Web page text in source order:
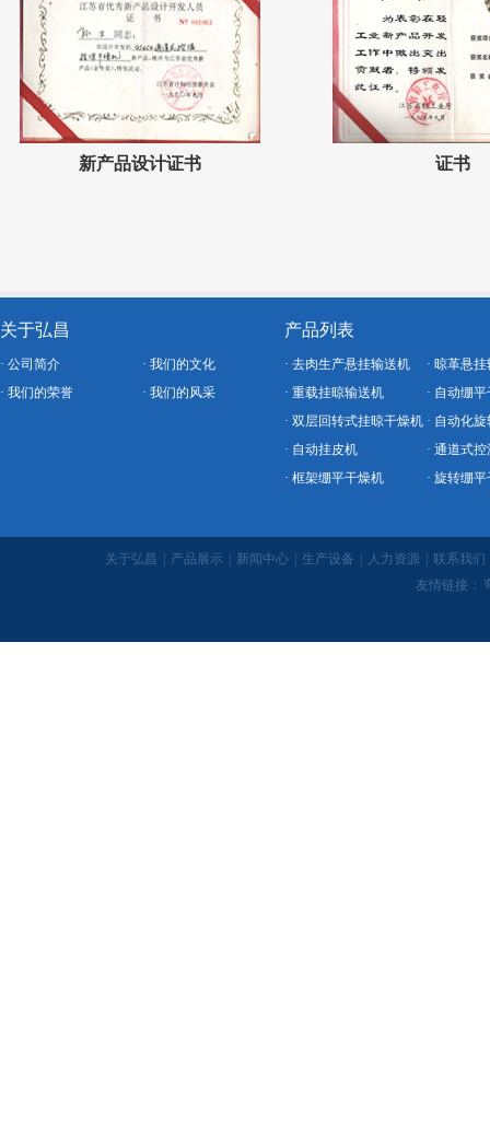
新产品设计证书 证书
关于弘昌
· 公司简介
· 我们的文化
· 我们的荣誉
· 我们的风采
产品列表
· 去肉生产悬挂输送机
· 晾革悬
· 重载挂晾输送机
· 自动绷
· 双层回转式挂晾干燥机 · 自动化
· 自动挂皮机
· 通道式
· 框架绷平干燥机
· 旋转绷
关于弘昌 产品展示 新闻中心 生产设备 人力资源 联系我们
友情链接：